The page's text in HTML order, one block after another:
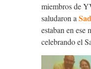
miembros de
saludaron a
estaban en ese
celebrando el